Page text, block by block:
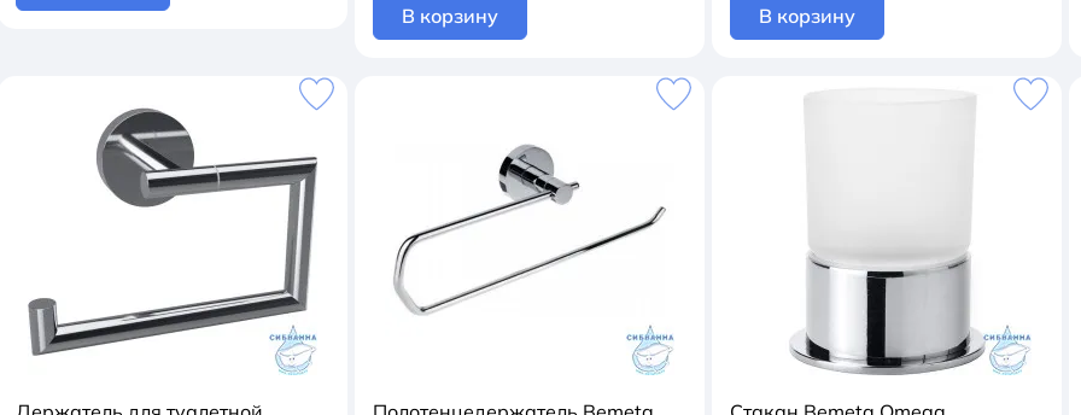
В корзину В корзину